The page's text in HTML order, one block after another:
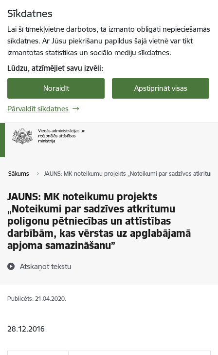
Sīkdatnes
Lai šī tīmekļvietne darbotos, tā izmanto obligāti nepieciešamās
sīkdatnes. Ar Jūsu piekrišanu papildus šajā vietnē var tikt
izmantotas statistikas un sociālo mediju sīkdatnes.
Lūdzu, atzīmējiet savu izvēli:
Noraidīt Apstiprināt visas
Pārvaldīt sīkdatnes
Sākums JAUNS: MK noteikumu projekts „Noteikumi par sadzīves
JAUNS: MK noteikumu projekts
„Noteikumi par sadzīves atkritumu
poligonu pētniecības un attīstības
darbībām, kas vērstas uz apglabājamā
apjoma samazināšanu”
Atskaņot tekstu
Publicēts: 21.04.2020.
28.12.2016